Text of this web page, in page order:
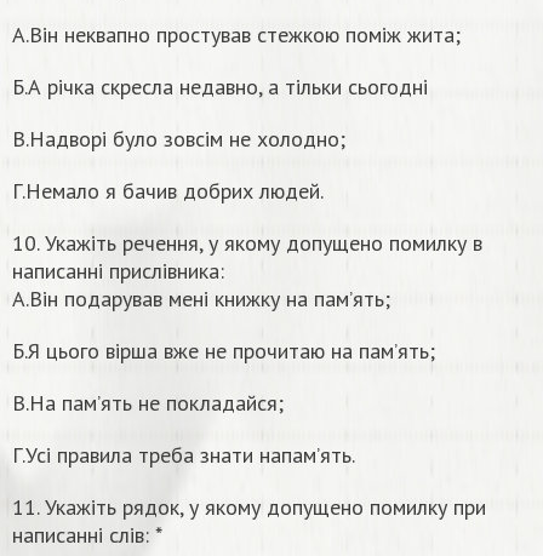
А.Він неквапно простував стежкою поміж жита;
Б.А річка скресла недавно, а тільки сьогодні
В.Надворі було зовсім не холодно;
Г.Немало я бачив добрих людей.
10. Укажіть речення, у якому допущено помилку в
написанні прислівника:
А.Він подарував мені книжку на пам’ять;
Б.Я цього вірша вже не прочитаю на пам’ять;
В.На пам’ять не покладайся;
Г.Усі правила треба знати напам’ять.
11. Укажіть рядок, у якому допущено помилку при
написанні слів: *